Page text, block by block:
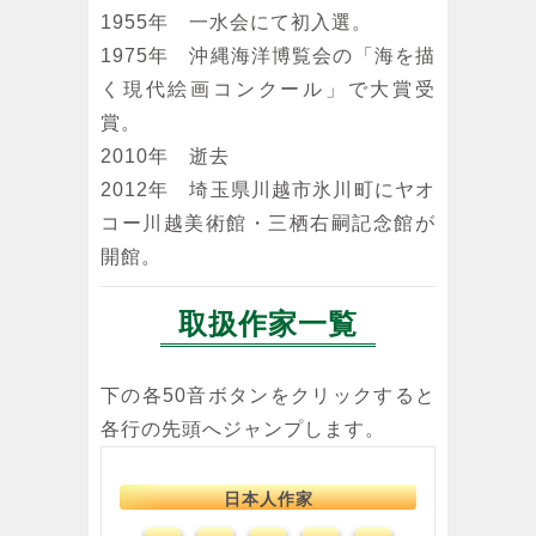
1955年 一水会にて初入選。
1975年 沖縄海洋博覧会の「海を描
く現代絵画コンクール」で大賞受
賞。
2010年 逝去
2012年 埼玉県川越市氷川町にヤオ
コー川越美術館・三栖右嗣記念館が
開館。
取扱作家一覧
下の各50音ボタンをクリックすると
各行の先頭へジャンプします。
日本人作家